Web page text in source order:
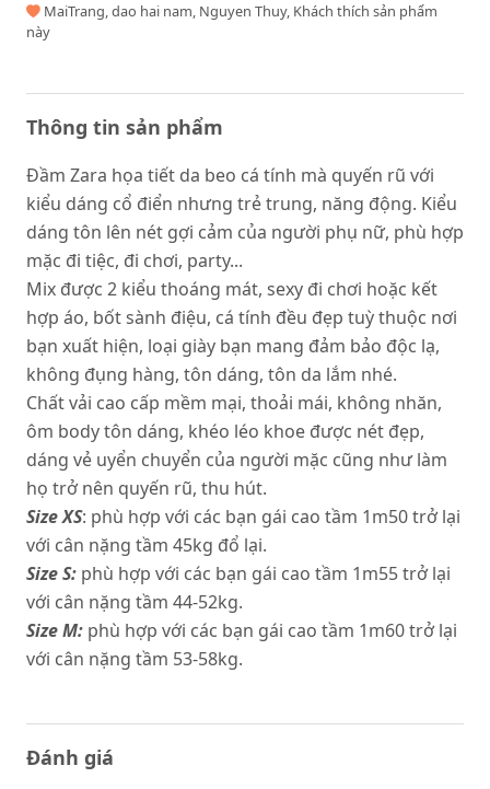
MaiTrang, dao hai nam, Nguyen Thuy, Khách thích sản phẩm
này
Thông tin sản phẩm
Đầm Zara họa tiết da beo cá tính mà quyến rũ với
kiểu dáng cổ điển nhưng trẻ trung, năng động. Kiểu
dáng tôn lên nét gợi cảm của người phụ nữ, phù hợp
mặc đi tiệc, đi chơi, party...
Mix được 2 kiểu thoáng mát, sexy đi chơi hoặc kết
hợp áo, bốt sành điệu, cá tính đều đẹp tuỳ thuộc nơi
bạn xuất hiện, loại giày bạn mang đảm bảo độc lạ,
không đụng hàng, tôn dáng, tôn da lắm nhé.
Chất vải cao cấp mềm mại, thoải mái, không nhăn,
ôm body tôn dáng, khéo léo khoe được nét đẹp,
dáng vẻ uyển chuyển của người mặc cũng như làm
họ trở nên quyến rũ, thu hút.
Size XS: phù hợp với các bạn gái cao tầm 1m50 trở lại
với cân nặng tầm 45kg đổ lại.
Size S: phù hợp với các bạn gái cao tầm 1m55 trở lại
với cân nặng tầm 44-52kg.
Size M: phù hợp với các bạn gái cao tầm 1m60 trở lại
với cân nặng tầm 53-58kg.
Đánh giá